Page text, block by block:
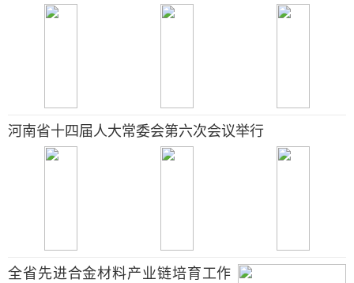
河南省十四届人大常委会第六次会议举行
全省先进合金材料产业链培育工作